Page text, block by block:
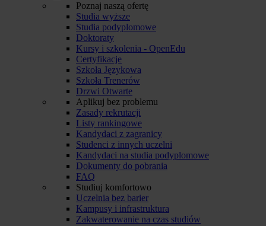
Poznaj naszą ofertę
Studia wyższe
Studia podyplomowe
Doktoraty
Kursy i szkolenia - OpenEdu
Certyfikacje
Szkoła Językowa
Szkoła Trenerów
Drzwi Otwarte
Aplikuj bez problemu
Zasady rekrutacji
Listy rankingowe
Kandydaci z zagranicy
Studenci z innych uczelni
Kandydaci na studia podyplomowe
Dokumenty do pobrania
FAQ
Studiuj komfortowo
Uczelnia bez barier
Kampusy i infrastruktura
Zakwaterowanie na czas studiów